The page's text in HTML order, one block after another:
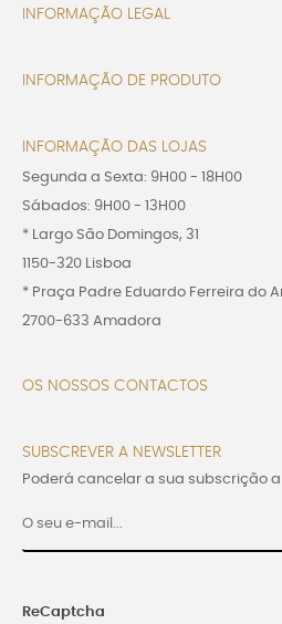
INFORMAÇÃO LEGAL
INFORMAÇÃO DE PRODUTO
INFORMAÇÃO DAS LOJAS
Segunda a Sexta: 9H00 - 18H00
Sábados: 9H00 - 13H00
* Largo São Domingos, 31
1150-320 Lisboa
* Praça Padre Eduardo Ferreira do
2700-633 Amadora
OS NOSSOS CONTACTOS
SUBSCREVER A NEWSLETTER
Poderá cancelar a sua subscrição
ReCaptcha